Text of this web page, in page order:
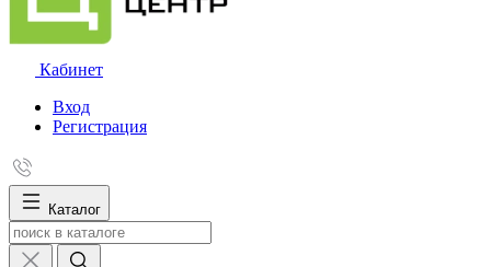
Кабинет
Вход
Регистрация
Каталог